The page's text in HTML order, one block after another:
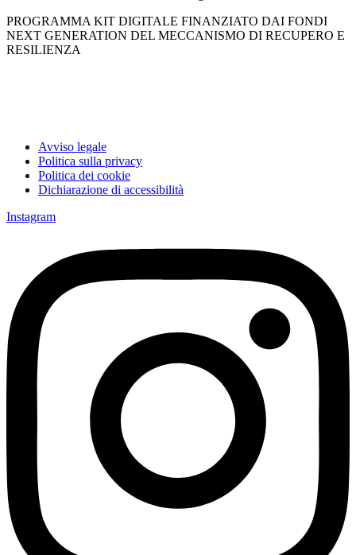
PROGRAMMA KIT DIGITALE FINANZIATO DAI FONDI
NEXT GENERATION DEL MECCANISMO DI RECUPERO E
RESILIENZA
Avviso legale
Politica sulla privacy
Politica dei cookie
Dichiarazione di accessibilità
Instagram